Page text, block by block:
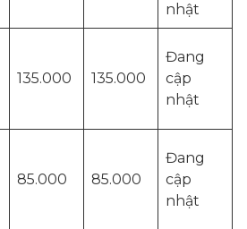
nhật
135.000 135.000
Đang
cập
nhật
85.000 85.000
Đang
cập
nhật